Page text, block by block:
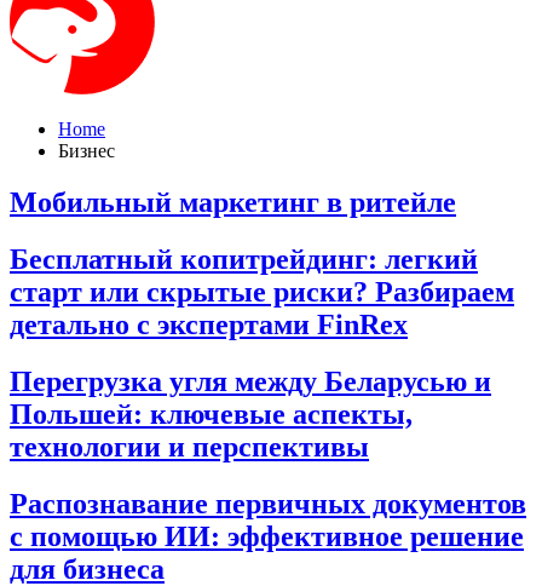
Home
Бизнес
Мобильный маркетинг в ритейле
Бесплатный копитрейдинг: легкий
старт или скрытые риски? Разбираем
детально с экспертами FinRex
Перегрузка угля между Беларусью и
Польшей: ключевые аспекты,
технологии и перспективы
Распознавание первичных документов
с помощью ИИ: эффективное решение
для бизнеса